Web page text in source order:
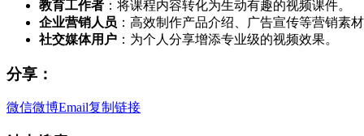
教育工作者 ：将课程内容转化为生动有趣的视频课件。
企业营销人员 ：高效制作产品介绍、广告宣传等营销素材
社交媒体用户 ：为个人分享增添专业级的视频效果。
分享：
微信微博Email复制链接